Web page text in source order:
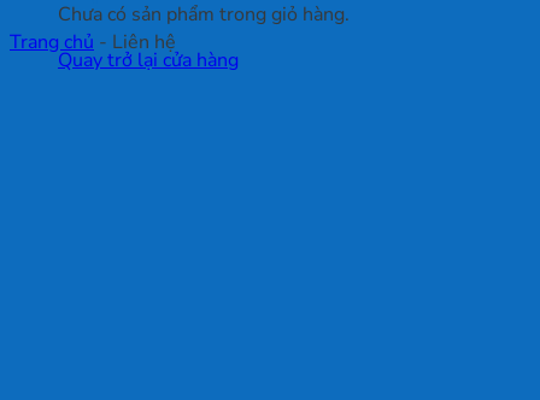
Chưa có sản phẩm trong giỏ hàng.
Quay trở lại cửa hàng
Trang chủ - Liên hệ